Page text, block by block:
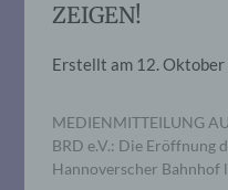
ZEIGEN!
Erstellt am 12.
MEDIENMITTEILUNG
BRD e.V.: Die Eröffnung
Hannoverscher Bahnhof